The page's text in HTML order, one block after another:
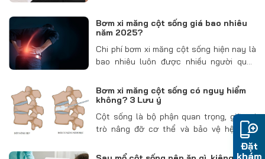
thực hiện đúng các bài tập cho tình trạng
của…
Bơm xi măng cột sống giá bao nhiêu
năm 2025?
Chi phí bơm xi măng cột sống hiện nay là
bao nhiêu luôn được nhiều người quan
sẽ giúp bạn đọc biết được bơm xi măng
cột sống giá bao nhiêu…
Bơm xi măng cột sống có nguy hiểm
không? 3 Lưu ý
Cột sống là bộ phận quan trọng, giữ vai
trò nâng đỡ cơ thể và bảo vệ hệ thần
kinh trung ương. Tình trạng lún xẹp đốt
sống do loãng xương hoặc chấn thương
Đặt
khám